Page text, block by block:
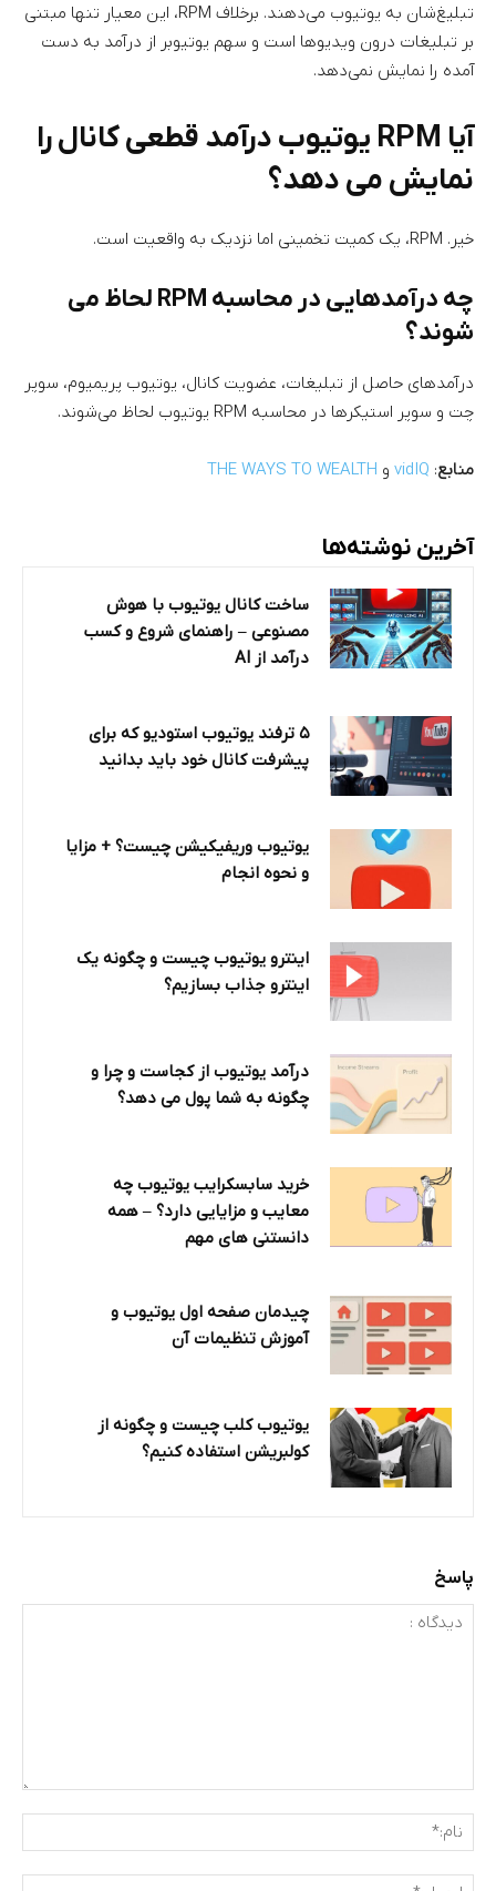
تبلیغ‌شان به یوتیوب می‌دهند. برخلاف RPM، این معیار تنها مبتنی
بر تبلیغات درون ویدیوها است و سهم یوتیوبر از درآمد به دست
آمده را نمایش نمی‌دهد.
آیا RPM یوتیوب درآمد قطعی کانال را
نمایش می دهد؟
خیر. RPM، یک کمیت تخمینی اما نزدیک به واقعیت است.
چه درآمدهایی در محاسبه RPM لحاظ می
شوند؟
درآمدهای حاصل از تبلیغات، عضویت کانال، یوتیوب پریمیوم، سوپر
چت و سوپر استیکرها در محاسبه RPM یوتیوب لحاظ می‌شوند.
منابع:
vidIQ و THE WAYS TO WEALTH
آخرین نوشته‌ها
ساخت کانال یوتیوب با هوش
مصنوعی – راهنمای شروع و کسب
درآمد از AI
۵ ترفند یوتیوب استودیو که برای
پیشرفت کانال خود باید بدانید
یوتیوب وریفیکیشن چیست؟ + مزایا
و نحوه انجام
اینترو یوتیوب چیست و چگونه یک
اینترو جذاب بسازیم؟
درآمد یوتیوب از کجاست و چرا و
چگونه به شما پول می دهد؟
خرید سابسکرایب یوتیوب چه
معایب و مزایایی دارد؟‌ – همه
دانستنی های مهم
چیدمان صفحه اول یوتیوب و
آموزش تنظیمات آن
یوتیوب کلب چیست و چگونه از
کولبریشن استفاده کنیم؟
پاسخ